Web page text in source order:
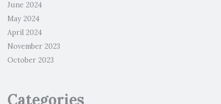
June 2024
May 2024
April 2024
November 2023
October 2023
Categories